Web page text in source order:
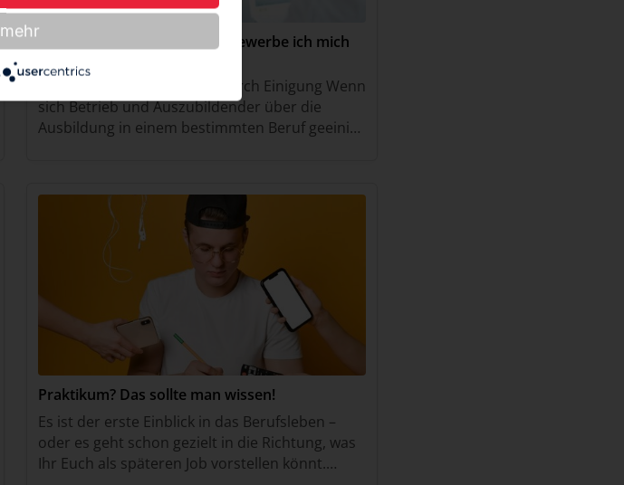
TIPPS ZUM BEWERBEN Wie bewerbe ich mich
Berufsausbildungsvertrag durch Einigung Wenn
sich Betrieb und Auszubildender über die
Ausbildung in einem bestimmten Beruf geeinigt
Praktikum? Das sollte man wissen!
Es ist der erste Einblick in das Berufsleben –
oder es geht schon gezielt in die Richtung, was
Ihr Euch als späteren Job vorstellen könnt.
mehr